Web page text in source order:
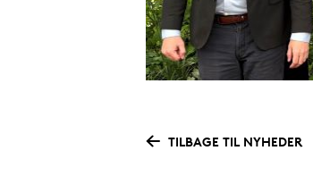
TILBAGE TIL NYHEDER